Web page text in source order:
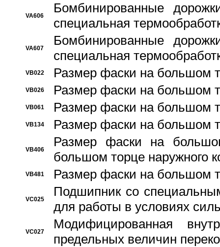
VA606
Бомбинированные
специальная
VA607
Бомбинированные
специальная
VB022 Размер фаски на большом
VB026 Размер фаски на большом
VB061 Размер фаски на большом
VB134 Размер фаски на большом
VB406
Размер фаски на
большом торце наружного
VB481 Размер фаски на большом
VC025
Подшипник со
для работы в условиях
VC027
Модифицированная
предельных величин